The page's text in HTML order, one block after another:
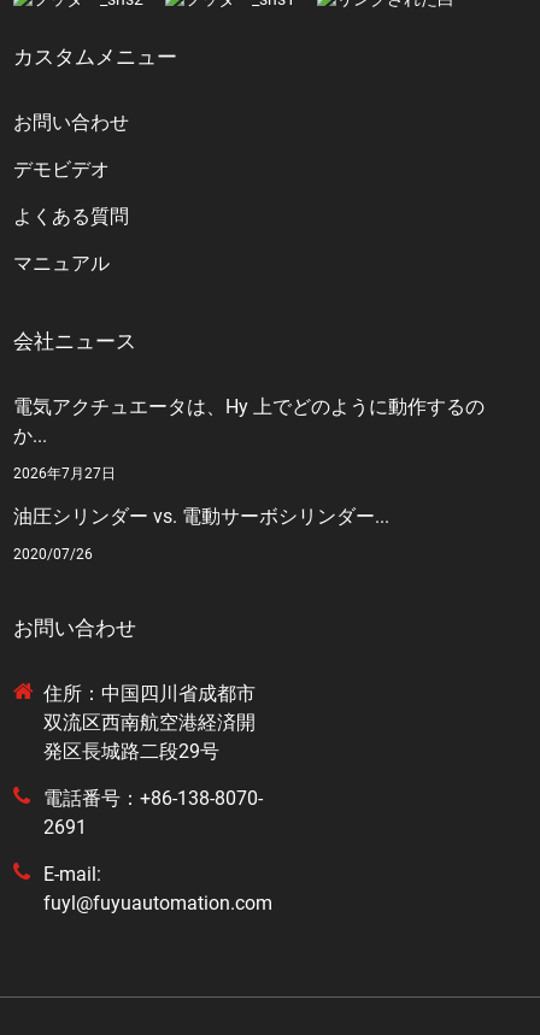
カスタムメニュー
お問い合わせ
デモビデオ
よくある質問
マニュアル
会社ニュース
電気アクチュエータは、Hy 上でどのように動作するの
か...
2026年7月27日
油圧シリンダー vs. 電動サーボシリンダー...
2020/07/26
お問い合わせ
住所：中国四川省成都市
双流区西南航空港経済開
発区長城路二段29号
電話番号：+86-138-8070-
2691
E-mail:
fuyl@fuyuautomation.com